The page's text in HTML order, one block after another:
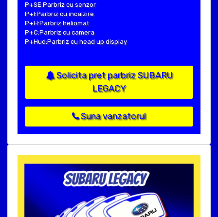
P+SE:Parbriz cu senzor
P+I:Parbriz cu incalzire
P+H:Parbriz heliomat
P+C:Parbriz cu camera
P+Hud:Parbriz cu head up display
Solicita pret parbriz SUBARU
LEGACY
Suna vanzatorul